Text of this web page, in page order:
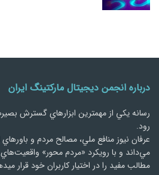
درباره انجمن دیجیتال مارکتینگ ایران
رسانه يكي از مهمترین ابزارهاي گسترش
رود.
عرفان نیوز منافع ملي، مصالح مردم و
مي‌داند و با رويكرد «مردم‌ محور»
مطالب مفید را در اختیار کاربران خود قرار